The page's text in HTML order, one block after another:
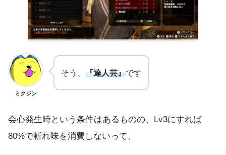
ミクジン
そう、 『達人芸』です
会心発生時という条件はあるものの、Lv3にすれば
80%で斬れ味を消費しないって、